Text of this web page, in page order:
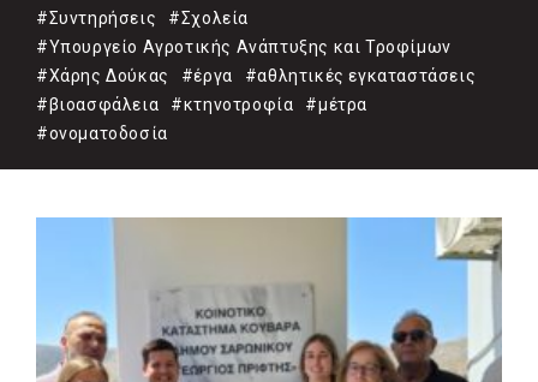
#Συντηρήσεις
#Σχολεία
#Υπουργείο Αγροτικής Ανάπτυξης και Τροφίμων
#Χάρης Δούκας
#έργα
#αθλητικές εγκαταστάσεις
#βιοασφάλεια
#κτηνοτροφία
#μέτρα
#ονοματοδοσία